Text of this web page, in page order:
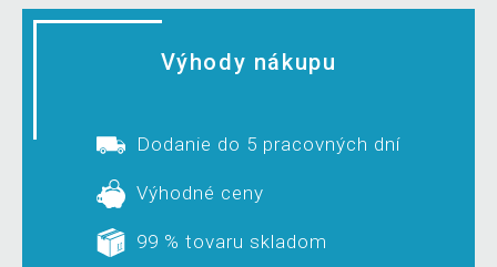
Výhody nákupu
Dodanie do 5 pracovných dní
Výhodné ceny
99 % tovaru skladom